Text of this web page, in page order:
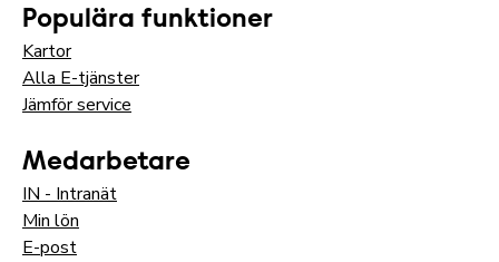
Populära funktioner
Kartor
Alla E-tjänster
Jämför service
Medarbetare
IN - Intranät
Min lön
E-post